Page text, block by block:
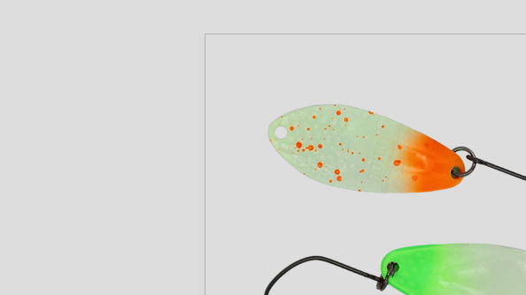
www.angel-area.com